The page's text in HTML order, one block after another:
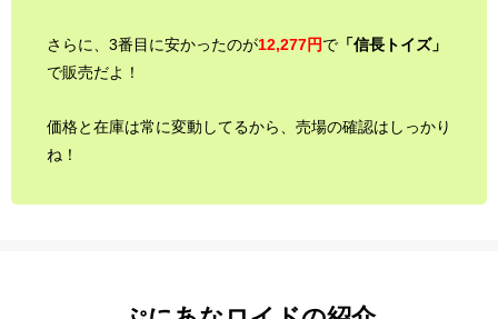
さらに、3番目に安かったのが12,277円で 「信長トイズ」
で販売だよ！
価格と在庫は常に変動してるから、売場の確認はしっかり
ね！